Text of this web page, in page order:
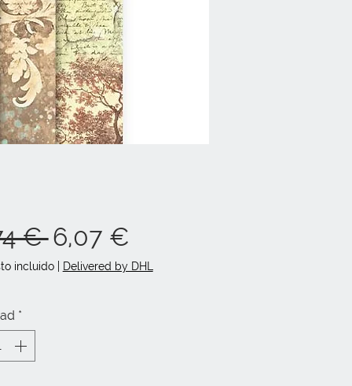
€ Precio
6,07 €
de
incluido| Delivered by DHL
*